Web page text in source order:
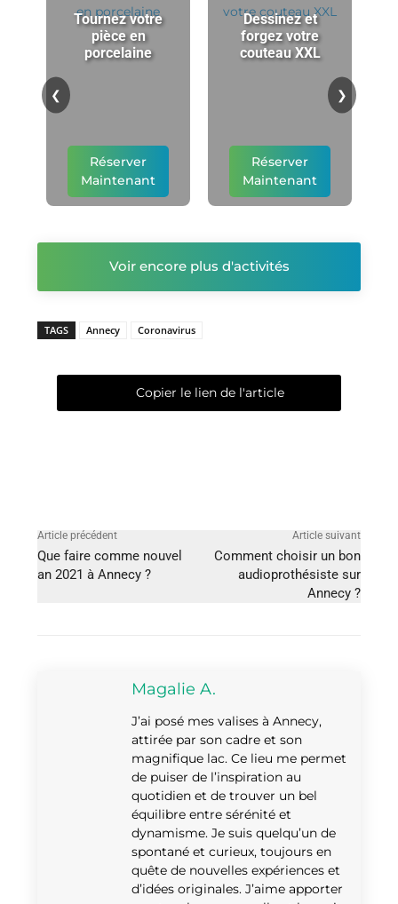
Tournez votre
pièce en
porcelaine
Réserver
Maintenant
Dessinez et
forgez votre
couteau XXL
Réserver
Maintenant
❮ ❯
Voir encore plus d'activités
TAGS Annecy Coronavirus
Copier le lien de l'article
Article précédent
Que faire comme nouvel
an 2021 à Annecy ?
Article suivant
Comment choisir un bon
audioprothésiste sur
Annecy ?
Magalie A.
J’ai posé mes valises à Annecy,
attirée par son cadre et son
magnifique lac. Ce lieu me permet
de puiser de l’inspiration au
quotidien et de trouver un bel
équilibre entre sérénité et
dynamisme. Je suis quelqu’un de
spontané et curieux, toujours en
quête de nouvelles expériences et
d’idées originales. J’aime apporter